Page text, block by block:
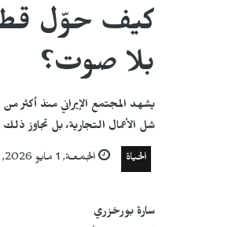
كيف حوّل قطع
بلا صوت؟
يشهد المجتمع الإيراني منذ أكثر
شل الأعمال التجارية، بل تجاوز
الحياة الجمعـة, 1 مايو 2026, 09:05
سارة بورخزري